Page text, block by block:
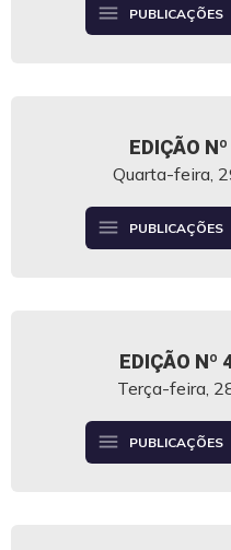
menu PUBLICAÇÕES
EDIÇÃO
Quarta-feira,
menu PUBLICAÇÕES
EDIÇÃO Nº
Terça-feira,
menu PUBLICAÇÕES